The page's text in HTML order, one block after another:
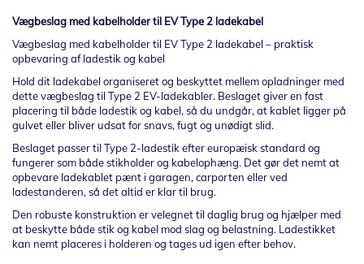
Vægbeslag med kabelholder til EV Type 2 ladekabel
Vægbeslag med kabelholder til EV Type 2 ladekabel – praktisk
opbevaring af ladestik og kabel
Hold dit ladekabel organiseret og beskyttet mellem opladninger med
dette vægbeslag til Type 2 EV-ladekabler. Beslaget giver en fast
placering til både ladestik og kabel, så du undgår, at kablet ligger på
gulvet eller bliver udsat for snavs, fugt og unødigt slid.
Beslaget passer til Type 2-ladestik efter europæisk standard og
fungerer som både stikholder og kabelophæng. Det gør det nemt at
opbevare ladekablet pænt i garagen, carporten eller ved
ladestanderen, så det altid er klar til brug.
Den robuste konstruktion er velegnet til daglig brug og hjælper med
at beskytte både stik og kabel mod slag og belastning. Ladestikket
kan nemt placeres i holderen og tages ud igen efter behov.